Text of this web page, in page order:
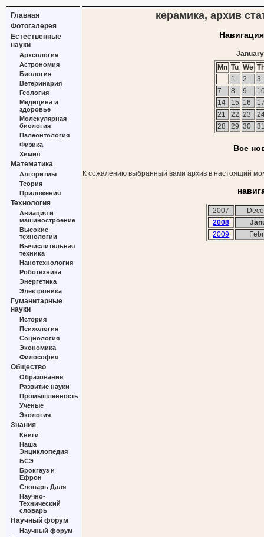
Главная
Фотогалерея
Естественные
науки
Археология
Астрономия
Биология
Ветеринария
Геология
Медицина и
здоровье
Молекулярная
биология
Палеонтология
Физика
Химия
Математика
Алгоритмы
Теория
Приложения
Технология
Авиация и
машиностроение
Высокие
технологии
Вычислительная
техника
Нанотехнология
Роботехника
Энергетика
Электроника
Гуманитарные
науки
История
Психология
Социология
Экономика
Философия
Общество
Образование
Развитие науки
Промышленность
Ученые
Экология
Знания
Книги
Наша
Энциклопедия
БСЭ
Брокгауз и
Ефрон
Словарь Даля
Научно-
Технический
словарь
Научный форум
Научный форум
керамика, архив
Mn Tu We
1
2
3
7
8 9
14
15 16
21
22 23
28
29 30
Все
К сожалению выбранный вами архив в настоящий
2007
2008
2009